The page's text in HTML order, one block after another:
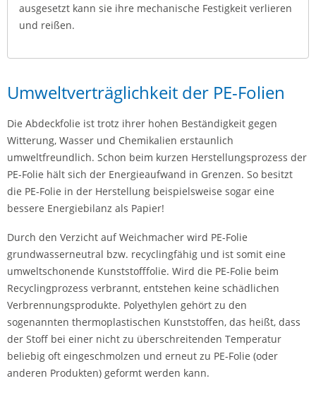
ausgesetzt kann sie ihre mechanische Festigkeit verlieren
und reißen.
Umweltverträglichkeit der PE-Folien
Die Abdeckfolie ist trotz ihrer hohen Beständigkeit gegen
Witterung, Wasser und Chemikalien erstaunlich
umweltfreundlich. Schon beim kurzen Herstellungsprozess der
PE-Folie hält sich der Energieaufwand in Grenzen. So besitzt
die PE-Folie in der Herstellung beispielsweise sogar eine
bessere Energiebilanz als Papier!
Durch den Verzicht auf Weichmacher wird PE-Folie
grundwasserneutral bzw. recyclingfähig und ist somit eine
umweltschonende Kunststofffolie. Wird die PE-Folie beim
Recyclingprozess verbrannt, entstehen keine schädlichen
Verbrennungsprodukte. Polyethylen gehört zu den
sogenannten thermoplastischen Kunststoffen, das heißt, dass
der Stoff bei einer nicht zu überschreitenden Temperatur
beliebig oft eingeschmolzen und erneut zu PE-Folie (oder
anderen Produkten) geformt werden kann.